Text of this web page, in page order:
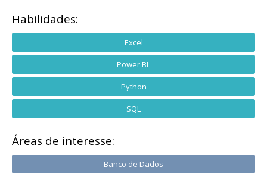
Habilidades:
Excel
Power BI
Python
SQL
Áreas de interesse:
Banco de Dados